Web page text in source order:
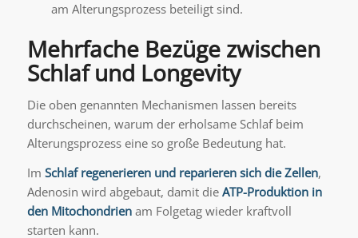
am Alterungsprozess beteiligt sind.
Mehrfache Bezüge zwischen
Schlaf und Longevity
Die oben genannten Mechanismen lassen bereits
durchscheinen, warum der erholsame Schlaf beim
Alterungsprozess eine so große Bedeutung hat.
Im Schlaf regenerieren und reparieren sich die Zellen,
Adenosin wird abgebaut, damit die ATP-Produktion in
den Mitochondrienam Folgetag wieder kraftvoll
starten kann.